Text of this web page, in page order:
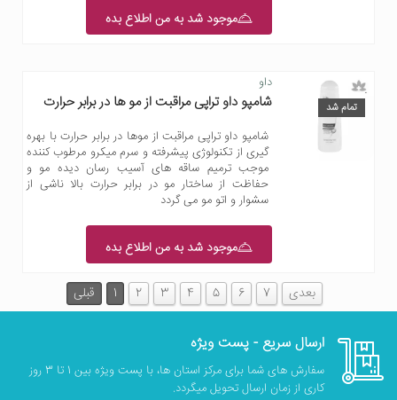
موجود شد به من اطلاع بده
تمام شد
داو
شامپو داو تراپی مراقبت از مو ها در برابر حرارت
شامپو داو تراپی مراقبت از موها در برابر حرارت با بهره
گیری از تکنولوژی پیشرفته و سرم میکرو مرطوب کننده
موجب ترمیم ساقه های آسیب رسان دیده مو و
حفاظت از ساختار مو در برابر حرارت بالا ناشی از
سشوار و اتو مو می گردد
موجود شد به من اطلاع بده
قبلی 1 2 3 4 5 6 7 بعدی
ارسال سریع - پست ویژه
سفارش های شما برای مرکز استان ها، با پست ویژه بین 1 تا 3 روز
کاری از زمان ارسال تحویل میگردد.